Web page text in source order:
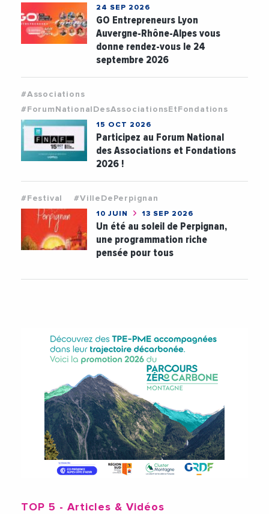
24 SEP 2026
GO Entrepreneurs Lyon
Auvergne-Rhône-Alpes vous
donne rendez-vous le 24
septembre 2026
#Associations
#ForumNationalDesAssociationsEtFondations
15 OCT 2026
Participez au Forum National
des Associations et Fondations
2026 !
#Festival #VilleDePerpignan
10 JUIN 13 SEP 2026
Un été au soleil de Perpignan,
une programmation riche
pensée pour tous
TOP 5 - Articles & Vidéos